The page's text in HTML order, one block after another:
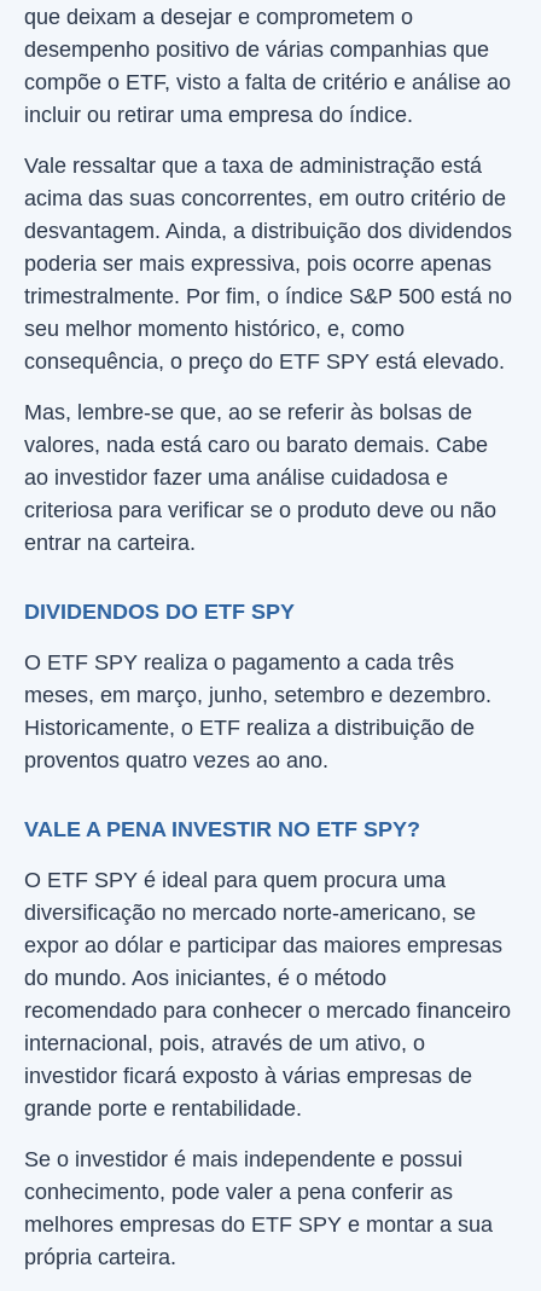
que deixam a desejar e comprometem o
desempenho positivo de várias companhias que
compõe o ETF, visto a falta de critério e análise ao
incluir ou retirar uma empresa do índice.
Vale ressaltar que a taxa de administração está
acima das suas concorrentes, em outro critério de
desvantagem. Ainda, a distribuição dos dividendos
poderia ser mais expressiva, pois ocorre apenas
trimestralmente. Por fim, o índice S&P 500 está no
seu melhor momento histórico, e, como
consequência, o preço do ETF SPY está elevado.
Mas, lembre-se que, ao se referir às bolsas de
valores, nada está caro ou barato demais. Cabe
ao investidor fazer uma análise cuidadosa e
criteriosa para verificar se o produto deve ou não
entrar na carteira.
DIVIDENDOS DO ETF SPY
O ETF SPY realiza o pagamento a cada três
meses, em março, junho, setembro e dezembro.
Historicamente, o ETF realiza a distribuição de
proventos quatro vezes ao ano.
VALE A PENA INVESTIR NO ETF SPY?
O ETF SPY é ideal para quem procura uma
diversificação no mercado norte-americano, se
expor ao dólar e participar das maiores empresas
do mundo. Aos iniciantes, é o método
recomendado para conhecer o mercado financeiro
internacional, pois, através de um ativo, o
investidor ficará exposto à várias empresas de
grande porte e rentabilidade.
Se o investidor é mais independente e possui
conhecimento, pode valer a pena conferir as
melhores empresas do ETF SPY e montar a sua
própria carteira.